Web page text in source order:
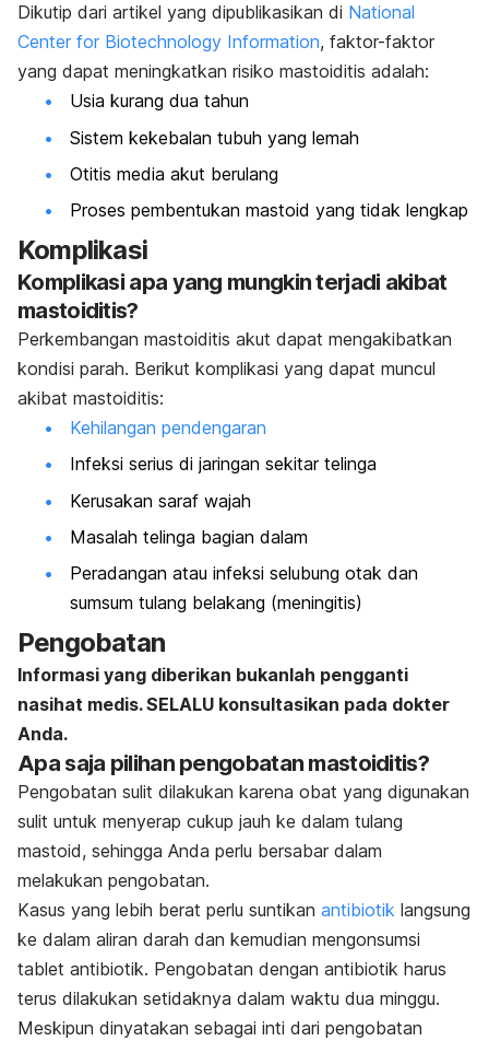
Dikutip dari artikel yang dipublikasikan di National
Center for Biotechnology Information, faktor-faktor
yang dapat meningkatkan risiko mastoiditis adalah:
Usia kurang dua tahun
Sistem kekebalan tubuh yang lemah
Otitis media akut berulang
Proses pembentukan mastoid yang tidak lengkap
Komplikasi
Komplikasi apa yang mungkin terjadi akibat
mastoiditis?
Perkembangan mastoiditis akut dapat mengakibatkan
kondisi parah. Berikut komplikasi yang dapat muncul
akibat mastoiditis:
Kehilangan pendengaran
Infeksi serius di jaringan sekitar telinga
Kerusakan saraf wajah
Masalah telinga bagian dalam
Peradangan atau infeksi selubung otak dan
sumsum tulang belakang (meningitis)
Pengobatan
Informasi yang diberikan bukanlah pengganti
nasihat medis. SELALU konsultasikan pada dokter
Anda.
Apa saja pilihan pengobatan mastoiditis?
Pengobatan sulit dilakukan karena obat yang digunakan
sulit untuk menyerap cukup jauh ke dalam tulang
mastoid, sehingga Anda perlu bersabar dalam
melakukan pengobatan.
Kasus yang lebih berat perlu suntikan antibiotik langsung
ke dalam aliran darah dan kemudian mengonsumsi
tablet antibiotik. Pengobatan dengan antibiotik harus
terus dilakukan setidaknya dalam waktu dua minggu.
Meskipun dinyatakan sebagai inti dari pengobatan